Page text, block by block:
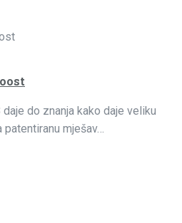
do znanja kako daje veliku
mješav…